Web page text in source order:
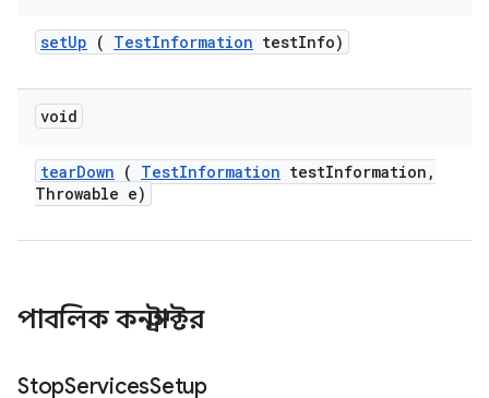
setUp ( TestInformation testInfo)
void
tearDown ( TestInformation testInformation ,
Throwable e)
পাবলিক কনস্ট্রাক্টর
StopServicesSetup